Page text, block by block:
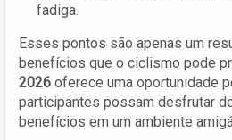
fadiga.
Esses pontos são apenas um
benefícios que o ciclismo pode
2026 oferece uma oportunidade
participantes possam desfrutar
benefícios em um ambiente